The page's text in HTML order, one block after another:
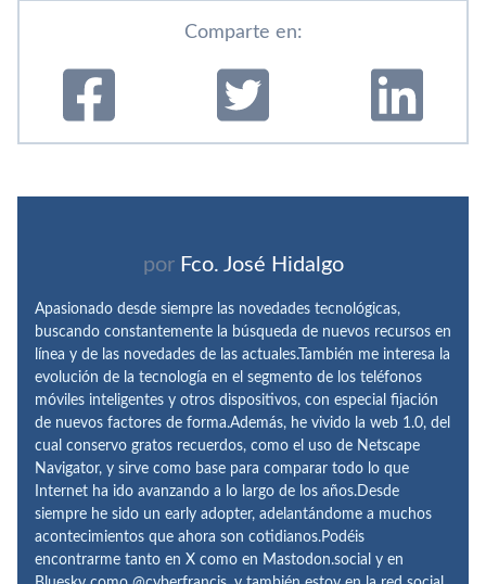
Comparte en:
por Fco. José Hidalgo
Apasionado desde siempre las novedades tecnológicas,
buscando constantemente la búsqueda de nuevos recursos en
línea y de las novedades de las actuales.También me interesa la
evolución de la tecnología en el segmento de los teléfonos
móviles inteligentes y otros dispositivos, con especial fijación
de nuevos factores de forma.Además, he vivido la web 1.0, del
cual conservo gratos recuerdos, como el uso de Netscape
Navigator, y sirve como base para comparar todo lo que
Internet ha ido avanzando a lo largo de los años.Desde
siempre he sido un early adopter, adelantándome a muchos
acontecimientos que ahora son cotidianos.Podéis
encontrarme tanto en X como en Mastodon.social y en